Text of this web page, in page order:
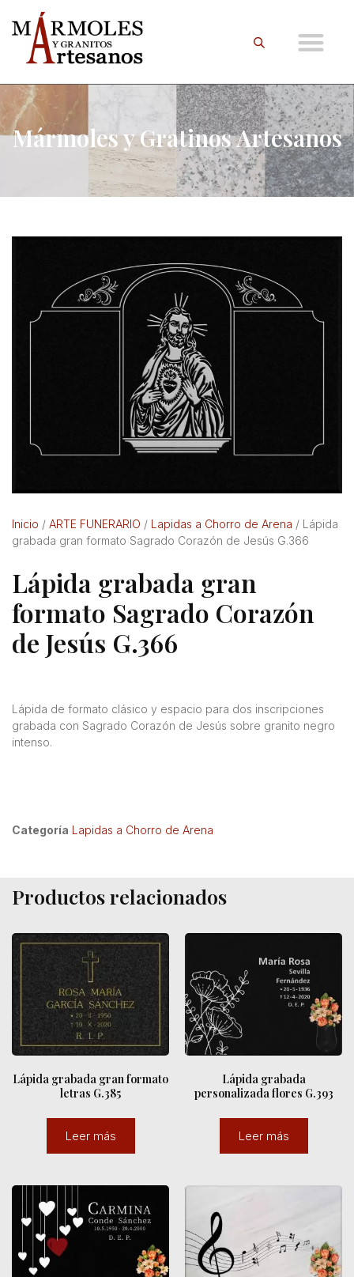
Mármoles y Gratinos Artesanos
Inicio / ARTE FUNERARIO / Lapidas a Chorro de Arena / Lápida
grabada gran formato Sagrado Corazón de Jesús G.366
Lápida grabada gran
formato Sagrado Corazón
de Jesús G.366
Lápida de formato clásico y espacio para dos inscripciones
grabada con Sagrado Corazón de Jesús sobre granito negro
intenso.
Categoría Lapidas a Chorro de Arena
Productos relacionados
Lápida grabada gran formato
letras G.385
Leer más
Lápida grabada
personalizada flores G.393
Leer más